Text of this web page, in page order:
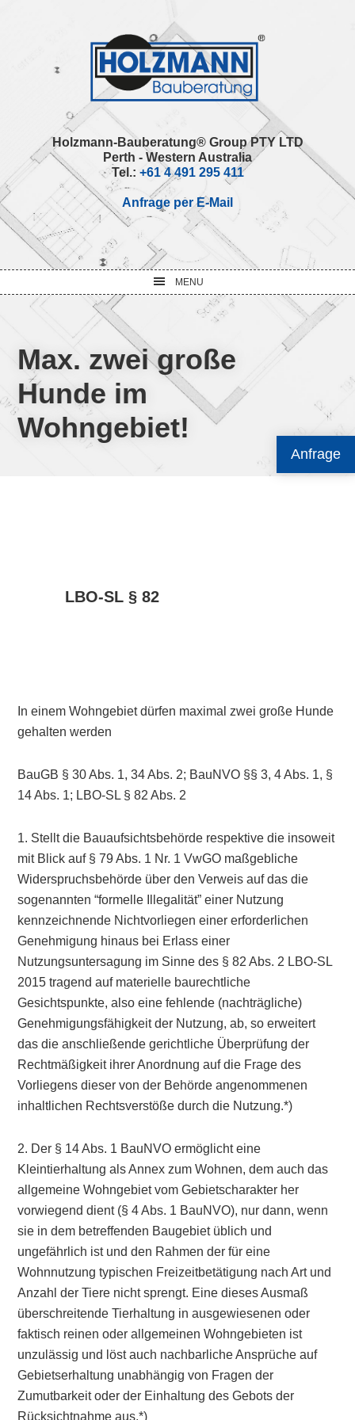
Anfrage
navigation
Holzmann-Bauberatung® Group PTY LTD
Perth - Western Australia
Tel.: +61 4 491 295 411
Anfrage per E-Mail
MENU
Max. zwei große
Hunde im
Wohngebiet!
LBO-SL § 82
In einem Wohngebiet dürfen maximal zwei große Hunde
gehalten werden
BauGB § 30 Abs. 1, 34 Abs. 2; BauNVO §§ 3, 4 Abs. 1, §
14 Abs. 1; LBO-SL § 82 Abs. 2
1. Stellt die Bauaufsichtsbehörde respektive die insoweit
mit Blick auf § 79 Abs. 1 Nr. 1 VwGO maßgebliche
Widerspruchsbehörde über den Verweis auf das die
sogenannten “formelle Illegalität” einer Nutzung
kennzeichnende Nichtvorliegen einer erforderlichen
Genehmigung hinaus bei Erlass einer
Nutzungsuntersagung im Sinne des § 82 Abs. 2 LBO-SL
2015 tragend auf materielle baurechtliche
Gesichtspunkte, also eine fehlende (nachträgliche)
Genehmigungsfähigkeit der Nutzung, ab, so erweitert
das die anschließende gerichtliche Überprüfung der
Rechtmäßigkeit ihrer Anordnung auf die Frage des
Vorliegens dieser von der Behörde angenommenen
inhaltlichen Rechtsverstöße durch die Nutzung.*)
2. Der § 14 Abs. 1 BauNVO ermöglicht eine
Kleintierhaltung als Annex zum Wohnen, dem auch das
allgemeine Wohngebiet vom Gebietscharakter her
vorwiegend dient (§ 4 Abs. 1 BauNVO), nur dann, wenn
sie in dem betreffenden Baugebiet üblich und
ungefährlich ist und den Rahmen der für eine
Wohnnutzung typischen Freizeitbetätigung nach Art und
Anzahl der Tiere nicht sprengt. Eine dieses Ausmaß
überschreitende Tierhaltung in ausgewiesenen oder
faktisch reinen oder allgemeinen Wohngebieten ist
unzulässig und löst auch nachbarliche Ansprüche auf
Gebietserhaltung unabhängig von Fragen der
Zumutbarkeit oder der Einhaltung des Gebots der
Rücksichtnahme aus.*)